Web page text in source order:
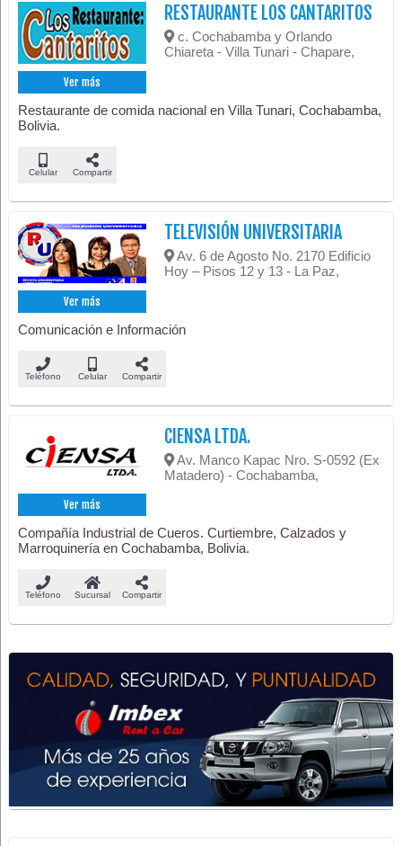
Ver más
RESTAURANTE LOS CANTARITOS
c. Cochabamba y Orlando
Chiareta - Villa Tunari - Chapare,
Restaurante de comida nacional en Villa Tunari, Cochabamba,
Bolivia.
Celular Compartir
Ver más
TELEVISIÓN UNIVERSITARIA
Av. 6 de Agosto No. 2170 Edificio
Hoy – Pisos 12 y 13 - La Paz,
Comunicación e Información
Teléfono Celular Compartir
Ver más
CIENSA LTDA.
Av. Manco Kapac Nro. S-0592 (Ex
Matadero) - Cochabamba,
Compañía Industrial de Cueros. Curtiembre, Calzados y
Marroquinería en Cochabamba, Bolivia.
Teléfono Sucursal Compartir